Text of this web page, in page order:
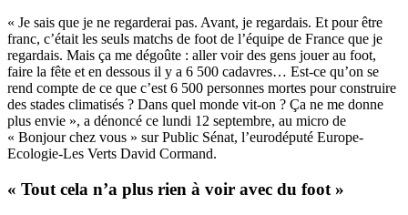
« Je sais que je ne regarderai pas. Avant, je regardais. Et pour être
franc, c’était les seuls matchs de foot de l’équipe de France que je
regardais. Mais ça me dégoûte : aller voir des gens jouer au foot,
faire la fête et en dessous il y a 6 500 cadavres… Est-ce qu’on se
rend compte de ce que c’est 6 500 personnes mortes pour construire
des stades climatisés ? Dans quel monde vit-on ? Ça ne me donne
plus envie », a dénoncé ce lundi 12 septembre, au micro de
« Bonjour chez vous » sur Public Sénat, l’eurodéputé Europe-
Ecologie-Les Verts David Cormand.
« Tout cela n’a plus rien à voir avec du foot »